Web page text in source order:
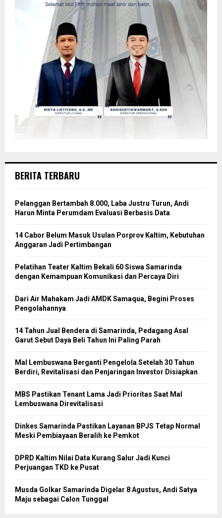
BERITA TERBARU
Pelanggan Bertambah 8.000, Laba Justru Turun, Andi
Harun Minta Perumdam Evaluasi Berbasis Data
14 Cabor Belum Masuk Usulan Porprov Kaltim, Kebutuhan
Anggaran Jadi Pertimbangan
Pelatihan Teater Kaltim Bekali 60 Siswa Samarinda
dengan Kemampuan Komunikasi dan Percaya Diri
Dari Air Mahakam Jadi AMDK Samaqua, Begini Proses
Pengolahannya
14 Tahun Jual Bendera di Samarinda, Pedagang Asal
Garut Sebut Daya Beli Tahun Ini Paling Parah
Mal Lembuswana Berganti Pengelola Setelah 30 Tahun
Berdiri, Revitalisasi dan Penjaringan Investor Disiapkan
MBS Pastikan Tenant Lama Jadi Prioritas Saat Mal
Lembuswana Direvitalisasi
Dinkes Samarinda Pastikan Layanan BPJS Tetap Normal
Meski Pembiayaan Beralih ke Pemkot
DPRD Kaltim Nilai Data Kurang Salur Jadi Kunci
Perjuangan TKD ke Pusat
Musda Golkar Samarinda Digelar 8 Agustus, Andi Satya
Maju sebagai Calon Tunggal